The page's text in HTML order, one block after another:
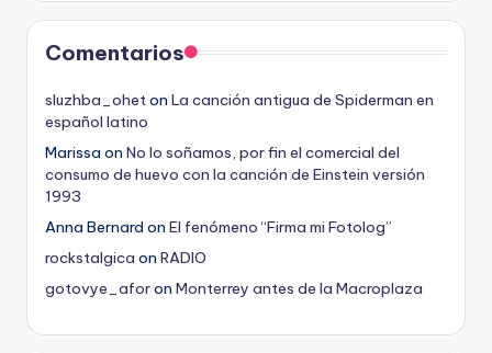
Comentarios
sluzhba_oheton La canción antigua de Spiderman en
español latino
Marissa on No lo soñamos, por fin el comercial del
consumo de huevo con la canción de Einstein versión
1993
Anna Bernard on El fenómeno “Firma mi Fotolog”
rockstalgica on RADIO
gotovye_aforon Monterrey antes de la Macroplaza